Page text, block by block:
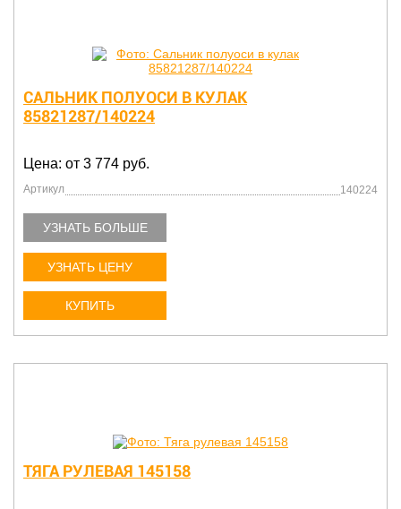
САЛЬНИК ПОЛУОСИ В КУЛАК
85821287/140224
Цена: от 3 774 руб.
Артикул 140224
УЗНАТЬ БОЛЬШЕ
УЗНАТЬ ЦЕНУ
КУПИТЬ
ТЯГА РУЛЕВАЯ 145158